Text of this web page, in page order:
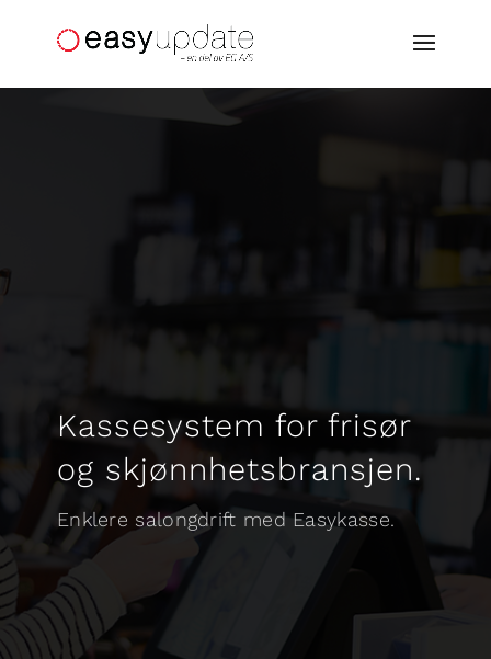
Kassesystem for frisør
og skjønnhetsbransjen.
Enklere salongdrift med Easykasse.